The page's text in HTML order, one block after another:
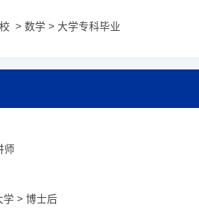
> 数学 > 大学专科毕业
师
学 > 博士后